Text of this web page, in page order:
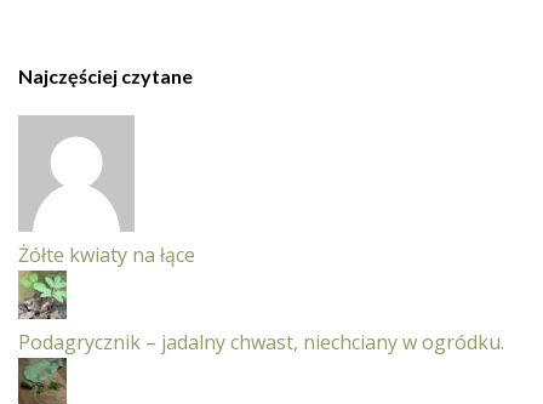
Najczęściej czytane
Żółte kwiaty na łące
Podagrycznik – jadalny chwast, niechciany w ogródku.